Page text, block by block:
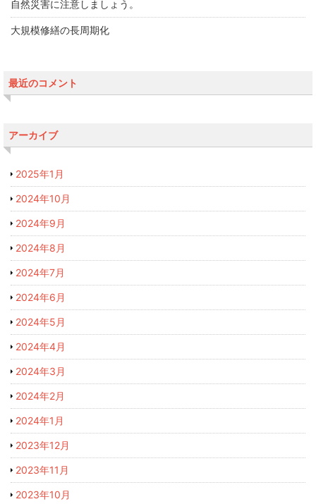
自然災害に注意しましょう。
大規模修繕の長周期化
最近のコメント
アーカイブ
2025年1月
2024年10月
2024年9月
2024年8月
2024年7月
2024年6月
2024年5月
2024年4月
2024年3月
2024年2月
2024年1月
2023年12月
2023年11月
2023年10月